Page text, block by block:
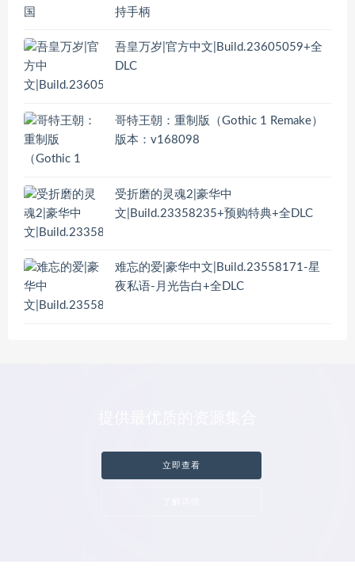
持手柄
吾皇万岁|官方中文|Build.23605059+全
DLC
哥特王朝：重制版（Gothic 1 Remake）
版本：v168098
受折磨的灵魂2|豪华中
文|Build.23358235+预购特典+全DLC
难忘的爱|豪华中文|Build.23558171-星
夜私语-月光告白+全DLC
立即查看